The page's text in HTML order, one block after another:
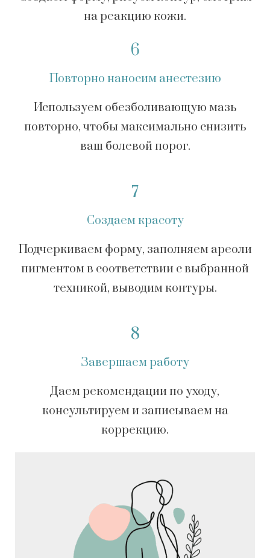
на реакцию кожи.
6
Повторно наносим анестезию
Используем обезболивающую мазь
повторно, чтобы максимально снизить
ваш болевой порог.
7
Создаем красоту
Подчеркиваем форму, заполняем ареоли
пигментом в соответствии с выбранной
техникой, выводим контуры.
8
Завершаем работу
Даем рекомендации по уходу,
консультируем и записываем на
коррекцию.